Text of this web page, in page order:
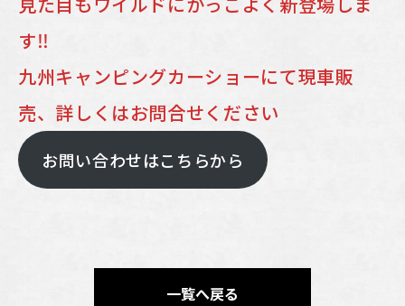
す‼
九州キャンピングカーショーにて現車販
売、詳しくはお問合せください
お問い合わせはこちらから
一覧へ戻る